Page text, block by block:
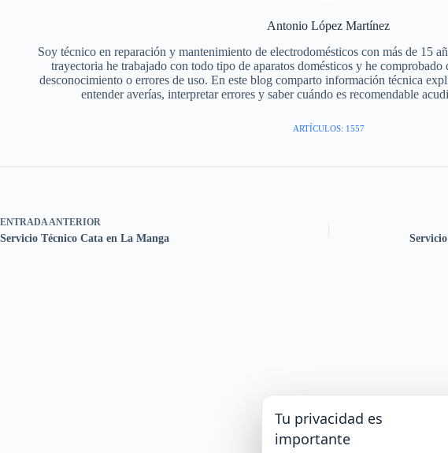
Antonio López Martínez
Soy técnico en reparación y mantenimiento de electrodomésticos con más de 15
trayectoria he trabajado con todo tipo de aparatos domésticos y he
desconocimiento o errores de uso. En este blog comparto información técnica
entender averías, interpretar errores y saber cuándo es recomendable
ARTÍCULOS: 1557
ENTRADA ANTERIOR
Servicio Técnico Cata en La Manga
Tu privacidad es
importante